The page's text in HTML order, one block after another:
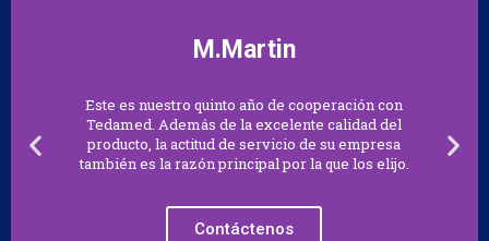
M.Martin
Este es nuestro quinto año de cooperación con
Tedamed. Además de la excelente calidad del
producto, la actitud de servicio de su empresa
también es la razón principal por la que los elijo.
Contáctenos